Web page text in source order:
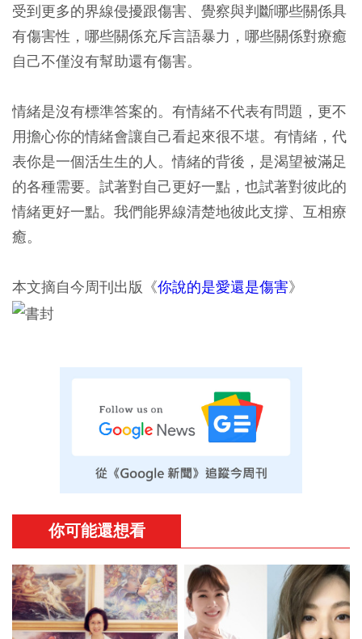
受到更多的界線侵擾跟傷害、覺察與判斷哪些關係具
有傷害性，哪些關係充斥言語暴力，哪些關係對療癒
自己不僅沒有幫助還有傷害。
情緒是沒有標準答案的。有情緒不代表有問題，更不
用擔心你的情緒會讓自己看起來很不堪。有情緒，代
表你是一個活生生的人。情緒的背後，是渴望被滿足
的各種需要。試著對自己更好一點，也試著對彼此的
情緒更好一點。我們能界線清楚地彼此支撐、互相療
癒。
本文摘自今周刊出版《你說的是愛還是傷害》